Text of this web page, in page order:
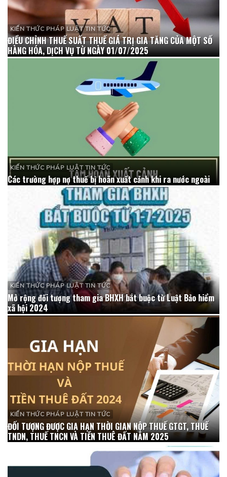
KIẾN THỨC PHÁP LUẬT TIN TỨC
ĐIỀU CHỈNH THUẾ SUẤT THUẾ GIÁ TRỊ GIA TĂNG CỦA MỘT SỐ
HÀNG HÓA, DỊCH VỤ TỪ NGÀY 01/07/2025
KIẾN THỨC PHÁP LUẬT TIN TỨC
Các trường hợp nợ thuế bị hoãn xuất cảnh khi ra nước ngoài
KIẾN THỨC PHÁP LUẬT TIN TỨC
Mở rộng đối tượng tham gia BHXH bắt buộc từ Luật Bảo hiểm
xã hội 2024
KIẾN THỨC PHÁP LUẬT TIN TỨC
ĐỐI TƯỢNG ĐƯỢC GIA HẠN THỜI GIAN NỘP THUẾ GTGT, THUẾ
TNDN, THUẾ TNCN VÀ TIỀN THUÊ ĐẤT NĂM 2025